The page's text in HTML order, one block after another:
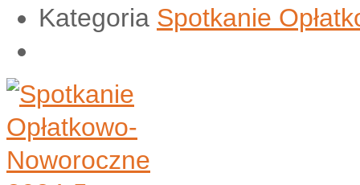
Kategoria Spotkanie